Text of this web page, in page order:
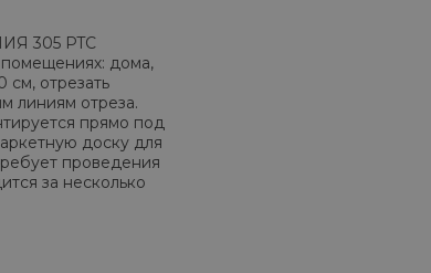
305 PTC
помещениях: дома,
отрезать
линиям отреза.
прямо под
доску для
проведения
за несколько